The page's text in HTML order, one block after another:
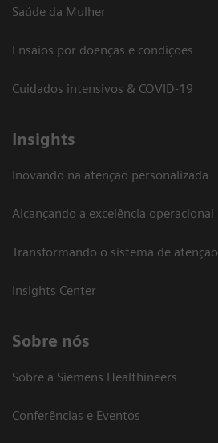
Saúde da Mulher
Ensaios por doenças e condições
Cuidados intensivos & COVID-19
Insights
Inovando na atenção personalizada
Alcançando a excelência operacional
Transformando o sistema de atenção
Insights Center
Sobre nós
Sobre a Siemens Healthineers
Conferências e Eventos